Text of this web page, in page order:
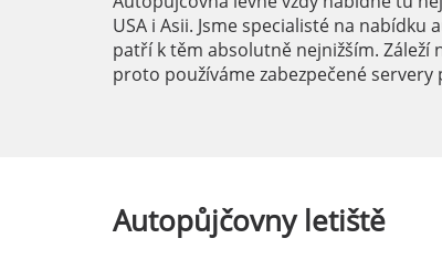
USA i Asii. Jsme specialisté na nabídku
patří k těm absolutně nejnižším. Záleží
proto používáme zabezpečené
Autopůjčovnyletiště